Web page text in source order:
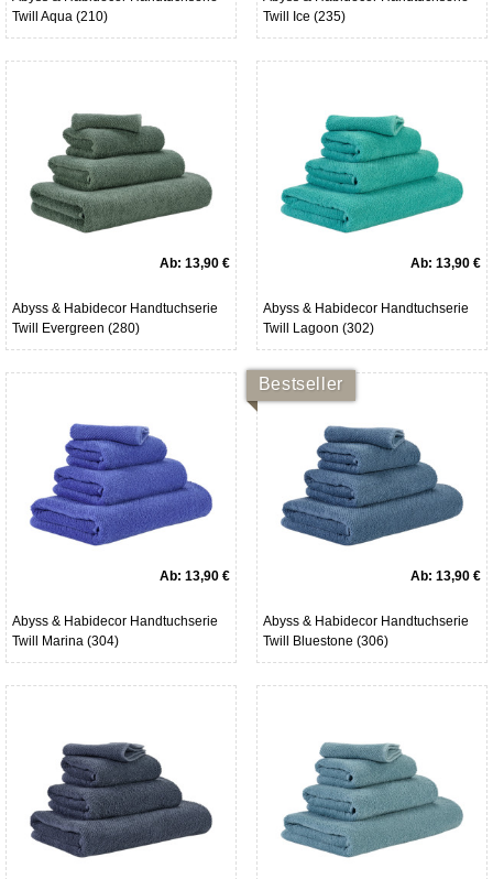
Twill Aqua (210)
Twill Ice (235)
Ab: 13,90 €
Abyss & Habidecor Handtuchserie
Twill Evergreen (280)
Ab: 13,90 €
Abyss & Habidecor Handtuchserie
Twill Lagoon (302)
Ab: 13,90 €
Abyss & Habidecor Handtuchserie
Twill Marina (304)
Bestseller
Ab: 13,90 €
Abyss & Habidecor Handtuchserie
Twill Bluestone (306)